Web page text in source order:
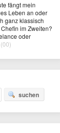
fängt mein
Leben an oder
ganz klassisch
im Zweiten?
oder
(00)
suchen